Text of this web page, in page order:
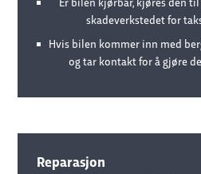
Er bilen kjørbar, kjøres den
skadeverkstedet for
Hvis bilen kommer inn med
og tar kontakt for å gjøre
Reparasjon